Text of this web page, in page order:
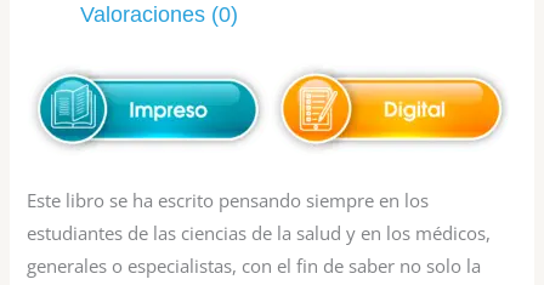
Valoraciones (0)
Este libro se ha escrito pensando siempre en los
estudiantes de las ciencias de la salud y en los médicos,
generales o especialistas, con el fin de saber no solo la